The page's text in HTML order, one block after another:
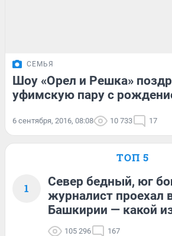
СЕМЬЯ
Шоу «Орел и Решка»
уфимскую пару с
6 сентября, 2016, 08:08 10 733 17
ТОП 5
1
Север бедный, юг
журналист проехал
Башкирии — какой
105 296 167